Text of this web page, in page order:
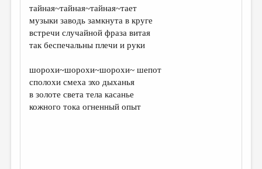
ПЕРЕВОДЫ
КОНКУРСЫ
КНИЖНАЯ ПОЛКА
ОБЗОР ЛИТЕРАТУРЫ
тайная~тайная~тайная~тает
музыки заводь замкнута в круге
встречи случайной фраза витая
так беспечальны плечи и руки
шорохи~шорохи~шорохи~ шепот
сполохи смеха эхо дыханья
в золоте света тела касанье
кожного тока огненный опыт